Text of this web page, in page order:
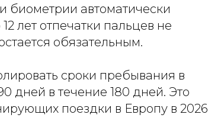
биометрии автоматически
лет отпечатки пальцев не
обязательным.
сроки пребывания в
дней в течение 180 дней. Это
поездки в Европу в 2026